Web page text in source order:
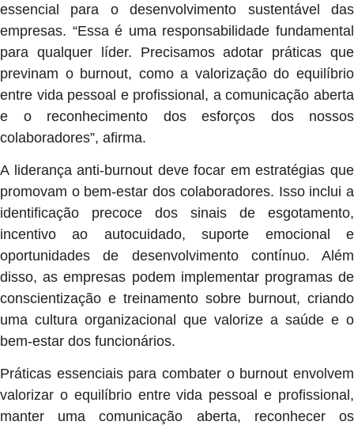
essencial para o desenvolvimento sustentável das
empresas. “Essa é uma responsabilidade fundamental
para qualquer líder. Precisamos adotar práticas que
previnam o burnout, como a valorização do equilíbrio
entre vida pessoal e profissional, a comunicação aberta
e o reconhecimento dos esforços dos nossos
colaboradores”, afirma.
A liderança anti-burnout deve focar em estratégias que
promovam o bem-estar dos colaboradores. Isso inclui a
identificação precoce dos sinais de esgotamento,
incentivo ao autocuidado, suporte emocional e
oportunidades de desenvolvimento contínuo. Além
disso, as empresas podem implementar programas de
conscientização e treinamento sobre burnout, criando
uma cultura organizacional que valorize a saúde e o
bem-estar dos funcionários.
Práticas essenciais para combater o burnout envolvem
valorizar o equilíbrio entre vida pessoal e profissional,
manter uma comunicação aberta, reconhecer os